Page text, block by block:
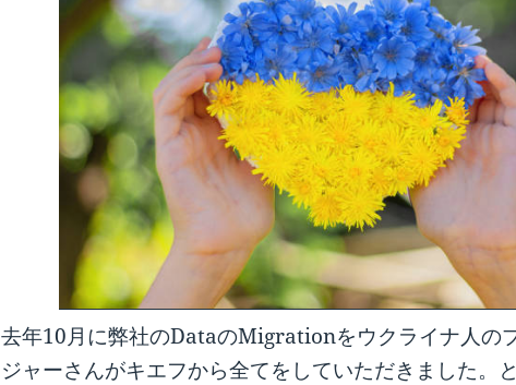
去年10月に弊社のDataのMigrationをウクライナ人の
ジャーさんがキエフから全てをしていただきました。